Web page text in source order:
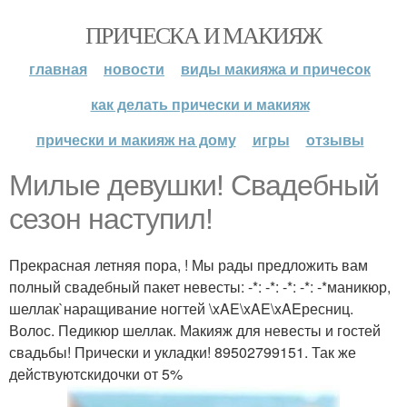
ПРИЧЕСКА И МАКИЯЖ
главная новости
виды макияжа и причесок
как делать прически и макияж
прически и макияж на дому
игры отзывы
Милые девушки! Свадебный
сезон наступил!
Прекрасная летняя пора, ! Мы рады предложить вам
полный свадебный пакет невесты: -*: -*: -*: -*: -*маникюр,
шеллак`наращивание ногтей \xAE\xAE\xAEресниц.
Волос. Педикюр шеллак. Макияж для невесты и гостей
свадьбы! Прически и укладки! 89502799151. Так же
действуютскидочки от 5%